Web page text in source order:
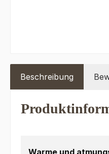
Beschreibung